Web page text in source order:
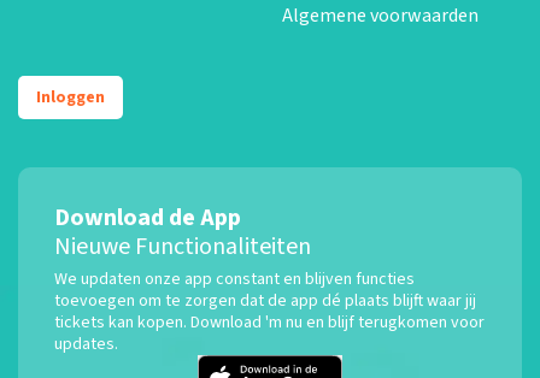
Algemene voorwaarden
Inloggen
Download de App
Nieuwe Functionaliteiten
We updaten onze app constant en blijven functies
toevoegen om te zorgen dat de app dé plaats blijft waar jij
tickets kan kopen. Download 'm nu en blijf terugkomen voor
updates.